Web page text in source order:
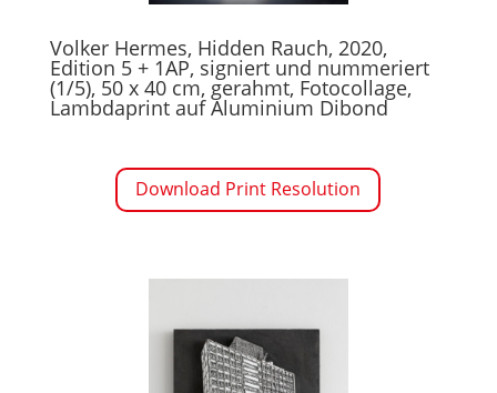
Volker Hermes, Hidden Rauch, 2020,
Edition 5 + 1AP, signiert und nummeriert
(1/5), 50 x 40 cm, gerahmt, Fotocollage,
Lambdaprint auf Aluminium Dibond
Download Print Resolution